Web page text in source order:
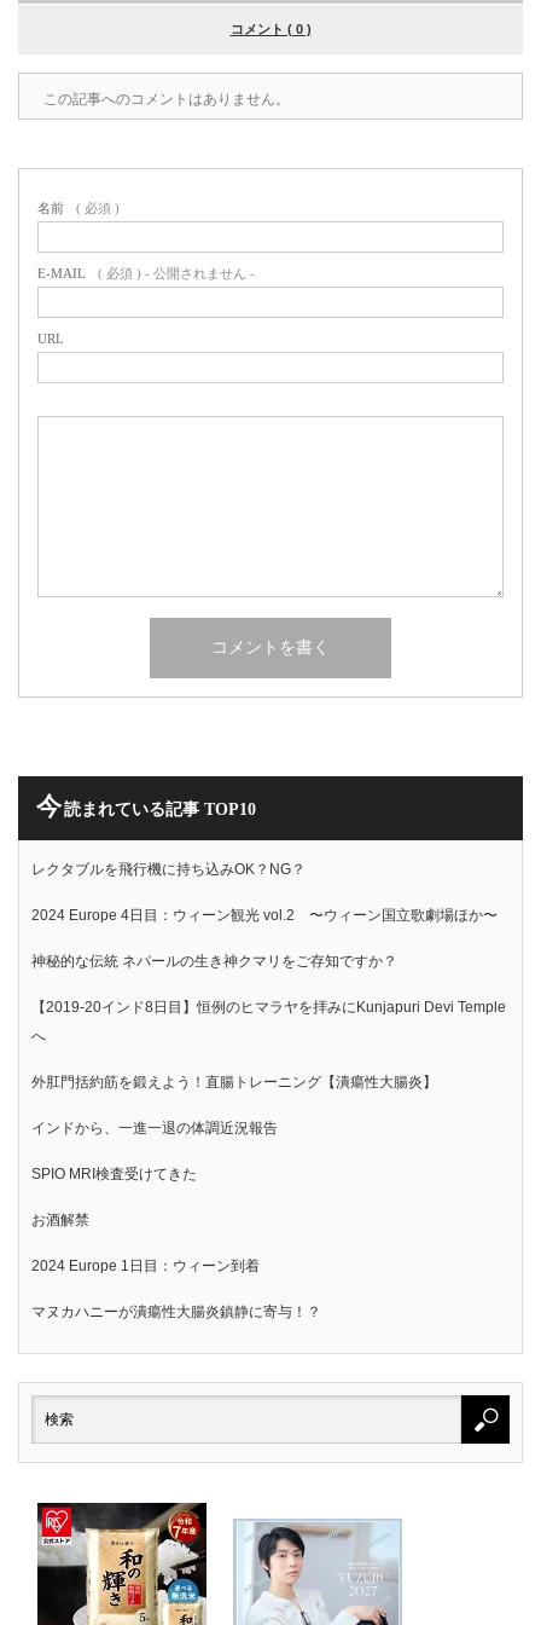
コメント ( 0 )
この記事へのコメントはありません。
名前 ( 必須 )
E-MAIL ( 必須 ) - 公開されません -
URL
今読まれている記事 TOP10
レクタブルを飛行機に持ち込みOK？NG？
2024 Europe 4日目：ウィーン観光 vol.2 〜ウィーン国立歌劇場ほか〜
神秘的な伝統 ネパールの生き神クマリをご存知ですか？
【2019-20インド8日目】恒例のヒマラヤを拝みにKunjapuri Devi Temple
へ
外肛門括約筋を鍛えよう！直腸トレーニング【潰瘍性大腸炎】
インドから、一進一退の体調近況報告
SPIO MRI検査受けてきた
お酒解禁
2024 Europe 1日目：ウィーン到着
マヌカハニーが潰瘍性大腸炎鎮静に寄与！？